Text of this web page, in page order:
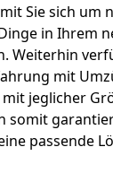
Sie sich um
in Ihrem
Weiterhin
mit
jeglicher
somit
passende